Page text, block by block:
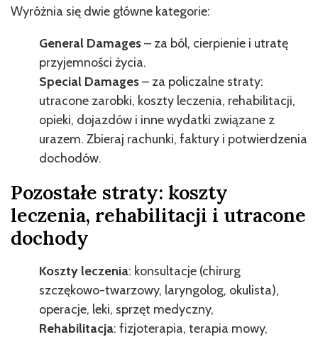
Wyróżnia się dwie główne kategorie:
General Damages– za ból, cierpienie i utratę
przyjemności życia.
Special Damages– za policzalne straty:
utracone zarobki, koszty leczenia, rehabilitacji,
opieki, dojazdów i inne wydatki związane z
urazem. Zbieraj rachunki, faktury i potwierdzenia
dochodów.
Pozostałe straty: koszty
leczenia, rehabilitacji i utracone
dochody
Koszty leczenia: konsultacje (chirurg
szczękowo-twarzowy, laryngolog, okulista),
operacje, leki, sprzęt medyczny,
Rehabilitacja: fizjoterapia, terapia mowy,